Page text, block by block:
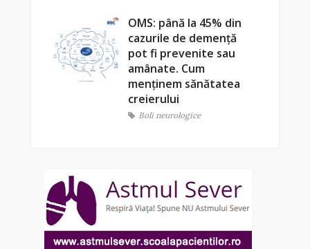
OMS: până la 45% din
cazurile de demență
pot fi prevenite sau
amânate. Cum
menținem sănătatea
creierului
Boli neurologice